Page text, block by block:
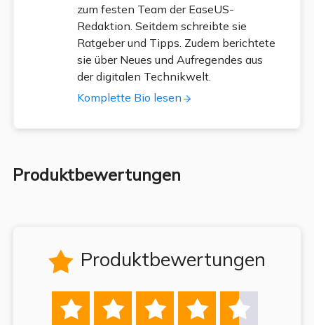
zum festen Team der EaseUS-
Redaktion. Seitdem schreibte sie
Ratgeber und Tipps. Zudem berichtete
sie über Neues und Aufregendes aus
der digitalen Technikwelt.
Komplette Bio lesen
Produktbewertungen
 Produktbewertungen
    